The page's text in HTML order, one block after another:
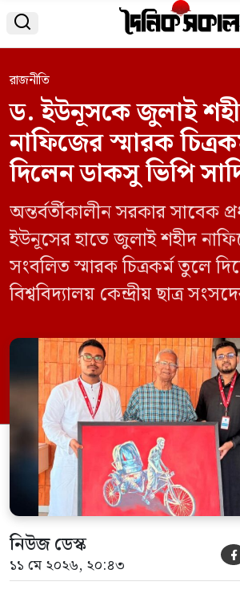

রাজনীতি
ড. ইউনূসকে জুলাই
নাফিজের স্মারক
দিলেন ডাকসু ভিপি
অন্তর্বর্তীকালীন সরকার সাবেক
ইউনূসের হাতে জুলাই শহীদ
সংবলিত স্মারক চিত্রকর্ম তুলে
বিশ্ববিদ্যালয় কেন্দ্রীয় ছাত্র
ছাত্রশিবিরের কেন্দ্রীয়
সাদিক কায়েম। সোমবার
তিনি এ তথ্য জানান। সাদিক
‘জুলাই বিপ্লব বিষয়ক দ্বিতীয়
কনফারেন্স’-এ অতিথি হিসেবে
[…]
নিউজ ডেস্ক
১১ মে ২০২৬, ২০:৪৩ 